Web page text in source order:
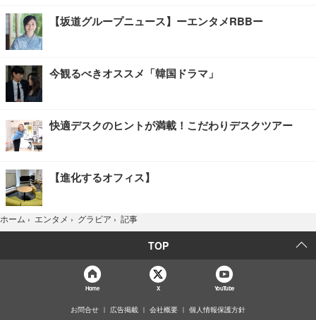
【坂道グループニュース】ーエンタメRBBー
今観るべきオススメ「韓国ドラマ」
快適デスクのヒントが満載！こだわりデスクツアー
【進化するオフィス】
ホーム › エンタメ › グラビア › 記事
TOP
Home X YouTube
お問合せ 広告掲載 会社概要 個人情報保護方針